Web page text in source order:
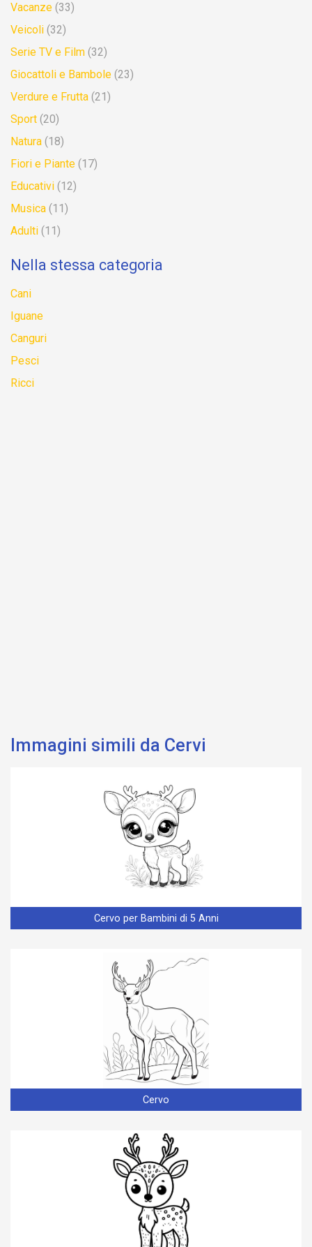
Vacanze (33)
Veicoli (32)
Serie TV e Film (32)
Giocattoli e Bambole (23)
Verdure e Frutta (21)
Sport (20)
Natura (18)
Fiori e Piante (17)
Educativi (12)
Musica (11)
Adulti (11)
Nella stessa categoria
Cani
Iguane
Canguri
Pesci
Ricci
Immagini simili da Cervi
Cervo per Bambini di 5 Anni
Cervo